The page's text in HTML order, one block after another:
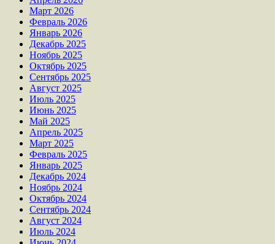
Март 2026
Февраль 2026
Январь 2026
Декабрь 2025
Ноябрь 2025
Октябрь 2025
Сентябрь 2025
Август 2025
Июль 2025
Июнь 2025
Май 2025
Апрель 2025
Март 2025
Февраль 2025
Январь 2025
Декабрь 2024
Ноябрь 2024
Октябрь 2024
Сентябрь 2024
Август 2024
Июль 2024